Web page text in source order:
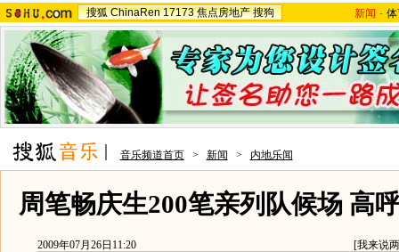
搜狐 ChinaRen 17173 焦点房地产 搜狗 新闻 -
音乐频道首页 > 新闻 > 内地乐闻
周笔畅庆生200笔亲列队候场 高
2009年07月26日11:20 [我来说